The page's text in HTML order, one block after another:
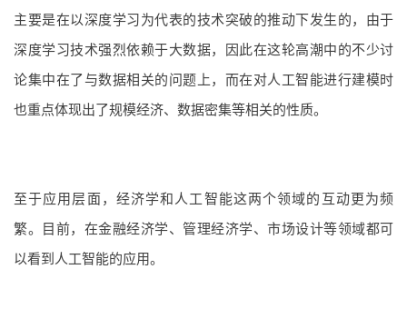
主要是在以深度学习为代表的技术突破的推动下发生的，由于
深度学习技术强烈依赖于大数据，因此在这轮高潮中的不少讨
论集中在了与数据相关的问题上，而在对人工智能进行建模时
也重点体现出了规模经济、数据密集等相关的性质。
至于应用层面，经济学和人工智能这两个领域的互动更为频
繁。目前，在金融经济学、管理经济学、市场设计等领域都可
以看到人工智能的应用。